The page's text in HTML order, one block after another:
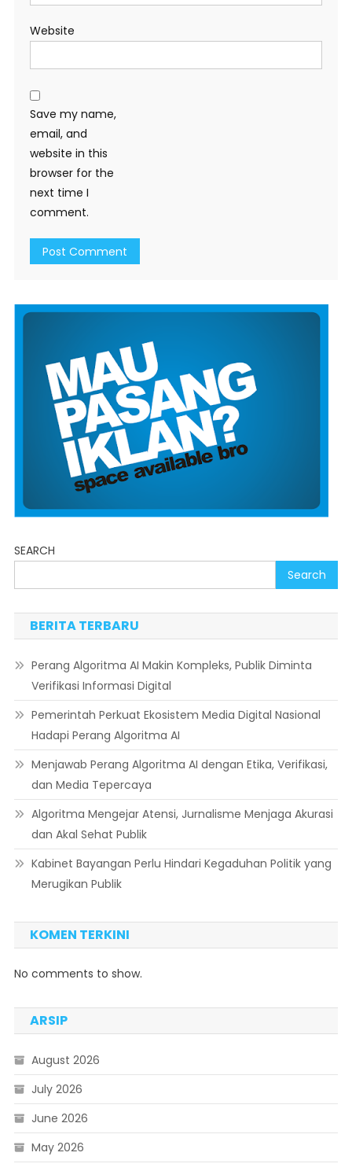
Website
Save my name,
email, and
website in this
browser for the
next time I
comment.
SEARCH
Search
BERITA TERBARU
Perang Algoritma AI Makin Kompleks, Publik Diminta
Verifikasi Informasi Digital
Pemerintah Perkuat Ekosistem Media Digital Nasional
Hadapi Perang Algoritma AI
Menjawab Perang Algoritma AI dengan Etika, Verifikasi,
dan Media Tepercaya
Algoritma Mengejar Atensi, Jurnalisme Menjaga Akurasi
dan Akal Sehat Publik
Kabinet Bayangan Perlu Hindari Kegaduhan Politik yang
Merugikan Publik
KOMEN TERKINI
No comments to show.
ARSIP
August 2026
July 2026
June 2026
May 2026